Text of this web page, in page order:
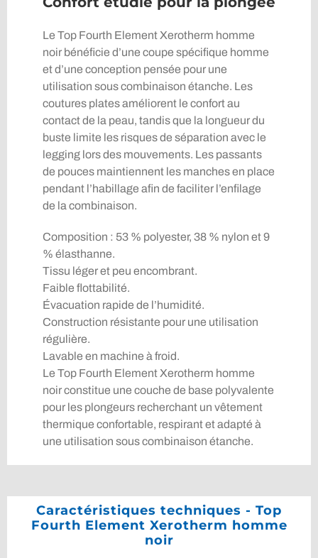
Le Top Fourth Element Xerotherm homme
noir bénéficie d’une coupe spécifique homme
et d’une conception pensée pour une
utilisation sous combinaison étanche. Les
coutures plates améliorent le confort au
contact de la peau, tandis que la longueur du
buste limite les risques de séparation avec le
legging lors des mouvements. Les passants
de pouces maintiennent les manches en place
pendant l’habillage afin de faciliter l’enfilage
de la combinaison.
Composition : 53 % polyester, 38 % nylon et 9
% élasthanne.
Tissu léger et peu encombrant.
Faible flottabilité.
Évacuation rapide de l’humidité.
Construction résistante pour une utilisation
régulière.
Lavable en machine à froid.
Le Top Fourth Element Xerotherm homme
noir constitue une couche de base polyvalente
pour les plongeurs recherchant un vêtement
thermique confortable, respirant et adapté à
une utilisation sous combinaison étanche.
Caractéristiques techniques - Top
Fourth Element Xerotherm homme
noir